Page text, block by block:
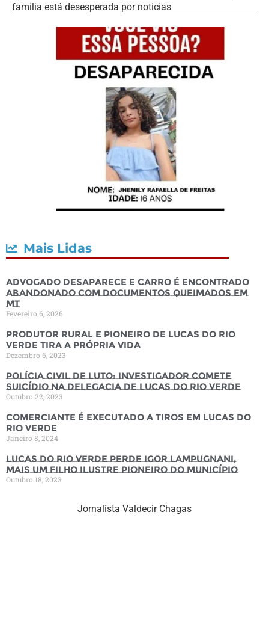
familia está desesperada por noticias
Mais Lidas
Advogado desaparece e carro é encontrado
abandonado com documentos queimados em
MT
Fevereiro 6, 2026
Produtor rural e pioneiro de Lucas do Rio
Verde tira a própria vida
Dezembro 6, 2023
Polícia Civil de luto: Investigador comete
suicídio na Delegacia de Lucas do Rio Verde
Outubro 22, 2023
Comerciante é executado a tiros em Lucas do
Rio Verde
Janeiro 8, 2024
Lucas do Rio Verde perde Igor Lampugnani,
mais um filho ilustre pioneiro do município
Outubro 18, 2023
Jornalista Valdecir Chagas